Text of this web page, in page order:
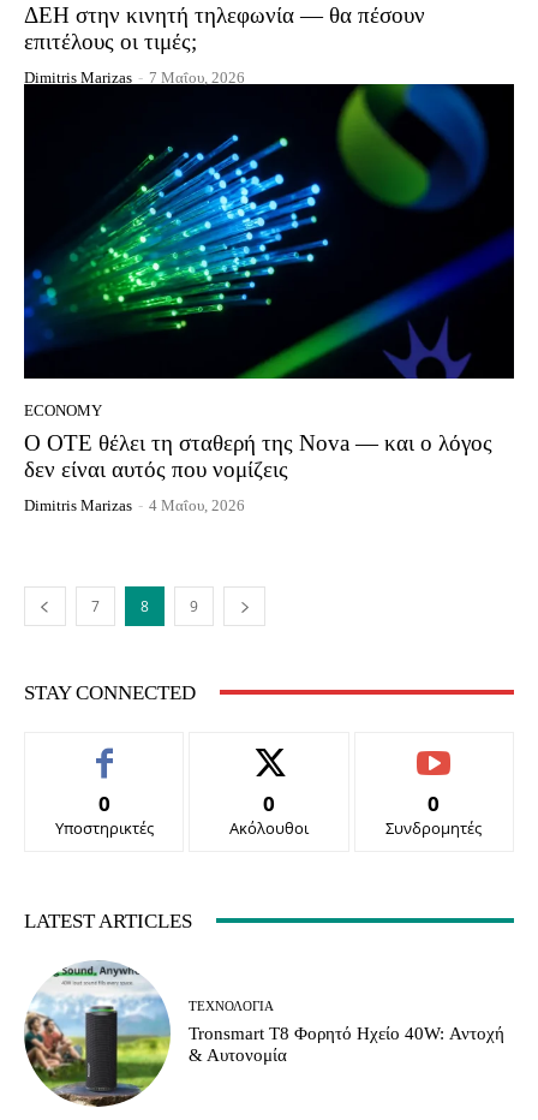
ΔΕΗ στην κινητή τηλεφωνία — θα πέσουν
επιτέλους οι τιμές;
Dimitris Marizas - 7 Μαΐου, 2026
ECONOMY
Ο ΟΤΕ θέλει τη σταθερή της Nova — και ο λόγος
δεν είναι αυτός που νομίζεις
Dimitris Marizas - 4 Μαΐου, 2026
7 8 9
STAY CONNECTED
0
Υποστηρικτές
0
Ακόλουθοι
0
Συνδρομητές
LATEST ARTICLES
ΤΕΧΝΟΛΟΓΊΑ
Tronsmart T8 Φορητό Ηχείο 40W: Αντοχή
& Αυτονομία